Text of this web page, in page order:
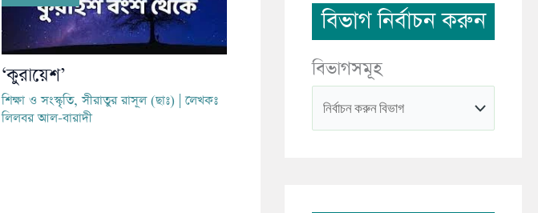
‘কুরায়েশ’
শিক্ষা ও সংস্কৃতি,সীরাতুর রাসূল (ছাঃ) | লেখকঃ
লিলবর আল-বারাদী
বিভাগ নির্বাচন করুন
বিভাগসমূহ